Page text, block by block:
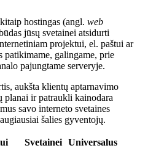
hostingas (angl. web
jūsų svetainei atsidurti
projektui, el. paštui ar
patikimame, galingame, prie
pajungtame serveryje.
aukšta klientų aptarnavimo
planai ir patraukli kainodara
savo interneto svetaines
šalies gyventojų.
Svetainei
Universalus